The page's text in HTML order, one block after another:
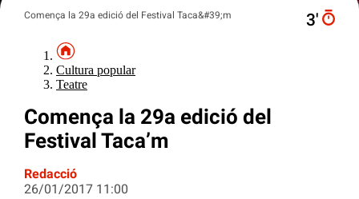
Comença la 29a edició del Festival Taca&#39;m 3′
Cultura popular
Teatre
Comença la 29a edició del
Festival Taca’m
Redacció
26/01/2017 11:00